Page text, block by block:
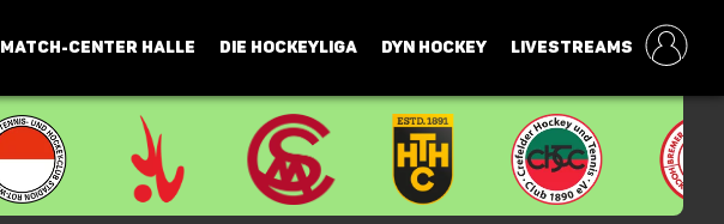
MATCH-CENTER HALLE DIE HOCKEYLIGA DYN HOCKEY LIVESTREAMS